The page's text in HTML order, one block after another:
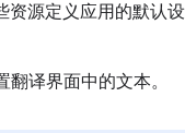
源定义应用的默认
译界面中的文本。